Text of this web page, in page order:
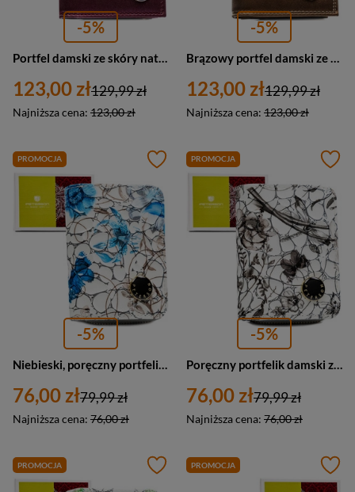
-5%
Portfel damski ze skóry naturalnej i ekologicznej w fioletowym kolorze, zamykany zatrzaskiem i biglem - Peterson
123,00 zł
Najniższa cena: 123,00 zł
129,99 zł
-5%
Brązowy portfel damski ze skóry naturalnej i ekologicznej, zamykany zatrzaskiem i biglem - Peterson
123,00 zł
Najniższa cena: 123,00 zł
129,99 zł
PROMOCJA
-5%
76,00 zł
Najniższa cena: 76,00 zł
79,99 zł
PROMOCJA
-5%
76,00 zł
Najniższa cena: 76,00 zł
79,99 zł
PROMOCJA PROMOCJA